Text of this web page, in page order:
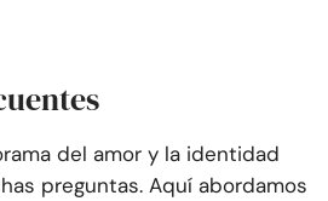
del amor y la identidad
preguntas. Aquí abordamos